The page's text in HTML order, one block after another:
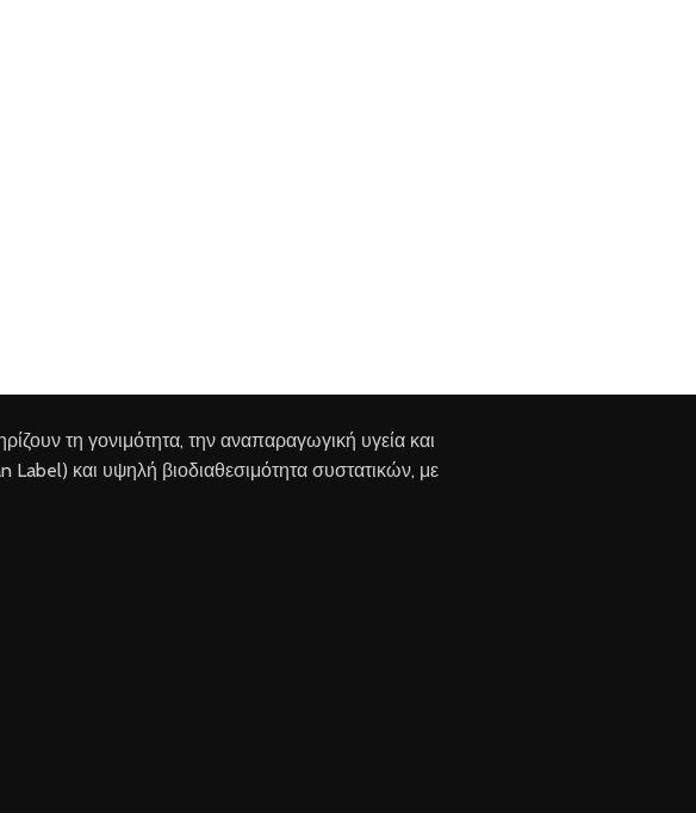
τη γονιμότητα, την αναπαραγωγική υγεία και
Label) και υψηλή βιοδιαθεσιμότητα συστατικών, με